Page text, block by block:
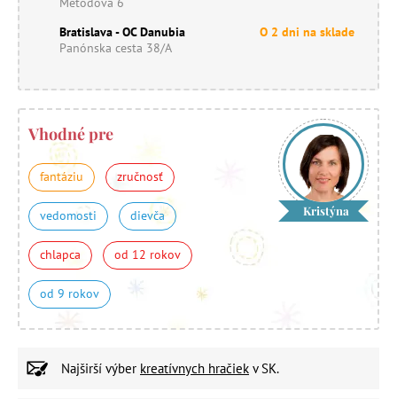
Bratislava - OC Danubia
Panónska cesta 38/A
O 2 dni na sklade
Vhodné pre
fantáziu zručnosť
vedomosti dievča
chlapca od 12 rokov
od 9 rokov
Kristýna
Najširší výber kreatívnych hračiek v SK.